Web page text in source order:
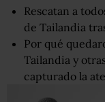
Rescatan a
de Tailandia
Por qué
Tailandia y
capturado la